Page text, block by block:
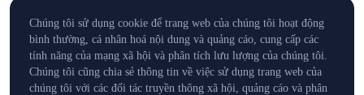
Chúng tôi sử dụng cookie để trang web của chúng tôi hoạt động
bình thường, cá nhân hoá nội dung và quảng cáo, cung cấp các
tính năng của mạng xã hội và phân tích lưu lượng của chúng tôi.
Chúng tôi cũng chia sẻ thông tin về việc sử dụng trang web của
chúng tôi với các đối tác truyền thông xã hội, quảng cáo và phân